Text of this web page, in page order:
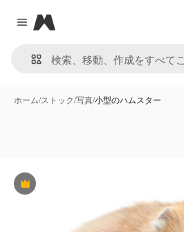
Close menu
Magnific
ホーム/ストック/写真/小型のハムスター
Premium